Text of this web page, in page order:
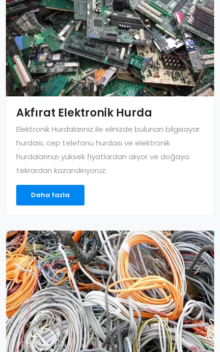
Akfırat Elektronik Hurda
Elektronik Hurdalarınız ile elinizde bulunan bilgisayar
hurdası, cep telefonu hurdası ve elektronik
hurdalarınızı yüksek fiyatlardan alıyor ve doğaya
tekrardan kazandırıyoruz.
Daha fazla